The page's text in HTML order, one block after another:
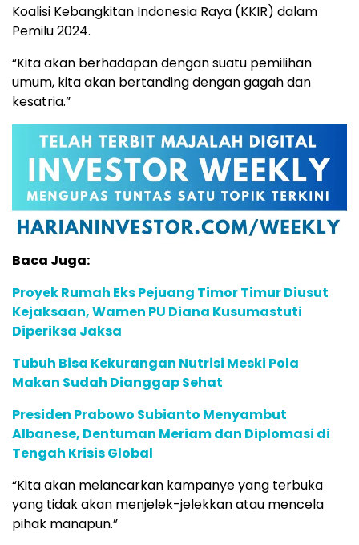
Koalisi Kebangkitan Indonesia Raya (KKIR) dalam
Pemilu 2024.
“Kita akan berhadapan dengan suatu pemilihan
umum, kita akan bertanding dengan gagah dan
kesatria.”
Baca Juga:
Proyek Rumah Eks Pejuang Timor Timur Diusut
Kejaksaan, Wamen PU Diana Kusumastuti
Diperiksa Jaksa
Tubuh Bisa Kekurangan Nutrisi Meski Pola
Makan Sudah Dianggap Sehat
Presiden Prabowo Subianto Menyambut
Albanese, Dentuman Meriam dan Diplomasi di
Tengah Krisis Global
“Kita akan melancarkan kampanye yang terbuka
yang tidak akan menjelek-jelekkan atau mencela
pihak manapun.”